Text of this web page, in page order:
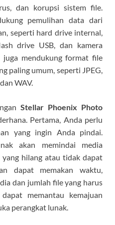
dan korupsi sistem file.
pemulihan data dari
seperti hard drive internal,
drive USB, dan kamera
mendukung format file
paling umum, seperti JPEG,
WAV.
Stellar Phoenix Photo
Pertama, Anda perlu
yang ingin Anda pindai.
akan memindai media
hilang atau tidak dapat
dapat memakan waktu,
dan jumlah file yang harus
memantau kemajuan
perangkat lunak.